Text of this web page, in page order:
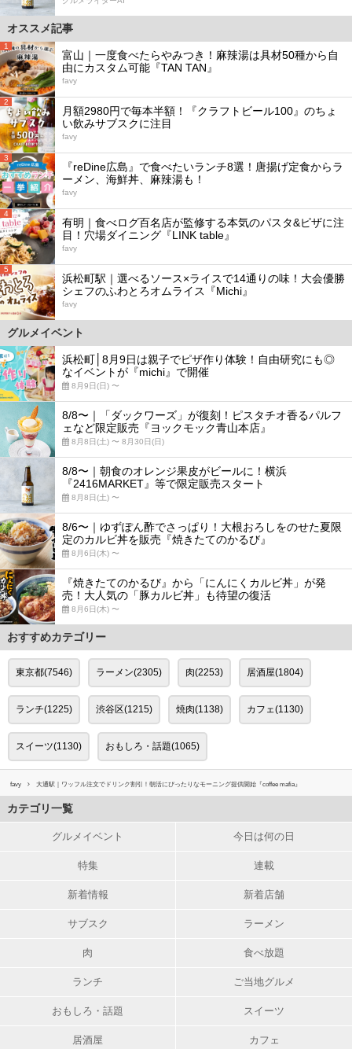
オススメ記事
1
富山｜一度食べたらやみつき！麻辣湯は具材50種から自
由にカスタム可能『TAN TAN』
favy
2
月額2980円で毎本半額！『クラフトビール100』のちょ
い飲みサブスクに注目
favy
3
『reDine広島』で食べたいランチ8選！唐揚げ定食からラ
ーメン、海鮮丼、麻辣湯も！
favy
4
有明｜食べログ百名店が監修する本気のパスタ&ピザに注
目！穴場ダイニング『LINK table』
favy
5
浜松町駅｜選べるソース×ライスで14通りの味！大会優勝
シェフのふわとろオムライス『Michi』
favy
グルメイベント
浜松町│8月9日は親子でピザ作り体験！自由研究にも◎
なイベントが『michi』で開催
8月9日(日) 〜
8/8〜｜「ダックワーズ」が復刻！ピスタチオ香るパルフ
ェなど限定販売『ヨックモック青山本店』
8月8日(土) 〜 8月30日(日)
8/8〜｜朝食のオレンジ果皮がビールに！横浜
『2416MARKET』等で限定販売スタート
8月8日(土) 〜
8/6〜｜ゆずぽん酢でさっぱり！大根おろしをのせた夏限
定のカルビ丼を販売『焼きたてのかるび』
8月6日(木) 〜
『焼きたてのかるび』から「にんにくカルビ丼」が発
売！大人気の「豚カルビ丼」も待望の復活
8月6日(木) 〜
おすすめカテゴリー
東京都(7546) ラーメン(2305) 肉(2253) 居酒屋(1804)
ランチ(1225) 渋谷区(1215) 焼肉(1138) カフェ(1130)
スイーツ(1130) おもしろ・話題(1065)
favy 大通駅｜ワッフル注文でドリンク割引！朝活にぴったりなモーニング提供開始『coffee mafia』
カテゴリ一覧
グルメイベント 今日は何の日
特集 連載
新着情報 新着店舗
サブスク ラーメン
肉 食べ放題
ランチ ご当地グルメ
おもしろ・話題 スイーツ
居酒屋 カフェ